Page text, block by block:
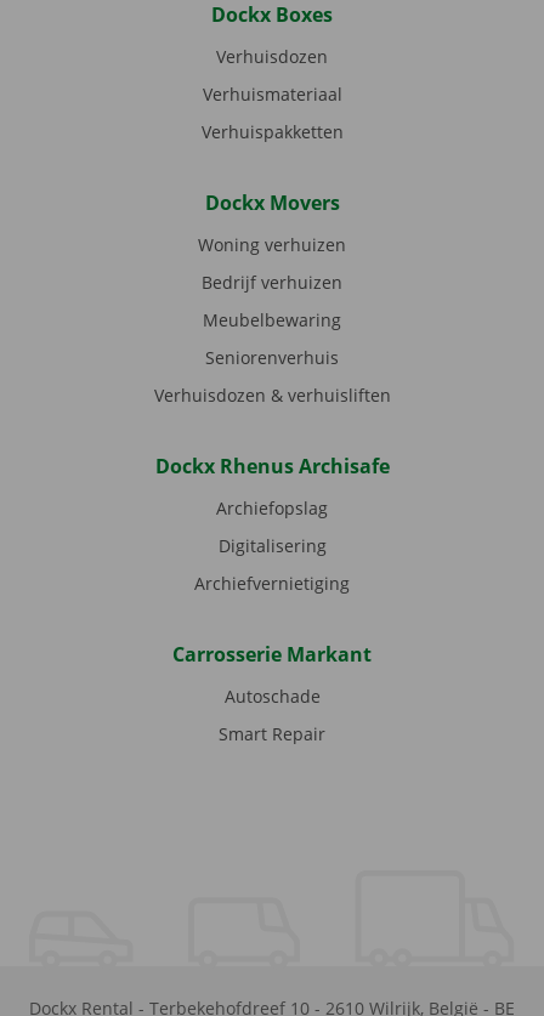
Dockx Boxes
Verhuisdozen
Verhuismateriaal
Verhuispakketten
Dockx Movers
Woning verhuizen
Bedrijf verhuizen
Meubelbewaring
Seniorenverhuis
Verhuisdozen & verhuisliften
Dockx Rhenus Archisafe
Archiefopslag
Digitalisering
Archiefvernietiging
Carrosserie Markant
Autoschade
Smart Repair
Dockx Rental - Terbekehofdreef 10 - 2610 Wilrijk, België - BE